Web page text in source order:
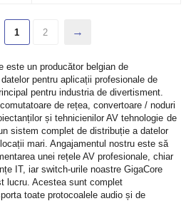
este un producător belgian de
pentru aplicații profesionale de
pentru industria de divertisment.
de rețea, convertoare / noduri
și tehnicienilor AV tehnologie de
sistem complet de distribuție a datelor
mari. Angajamentul nostru este să
unei rețele AV profesionale, chiar
IT, iar switch-urile noastre GigaCore
lucru. Acestea sunt complet
toate protocoalele audio și de
1 2